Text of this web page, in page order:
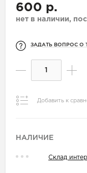
600 р.
нет в наличии,
ЗАДАТЬ ВОПРОС О
Добавить к
НАЛИЧИЕ
Склад